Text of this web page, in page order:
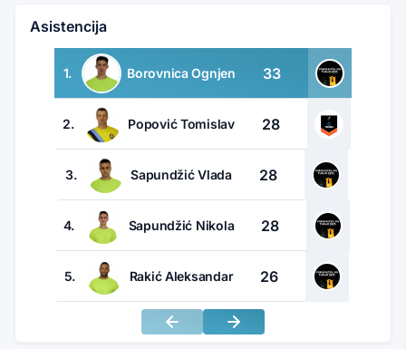
Asistencija
1. Borovnica Ognjen 33
2. Popović Tomislav 28
3. Sapundžić Vlada 28
4. Sapundžić Nikola 28
5. Rakić Aleksandar 26